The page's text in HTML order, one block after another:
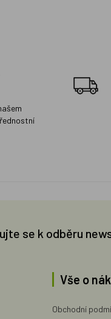
se k odběru
Vše o
Obchodní